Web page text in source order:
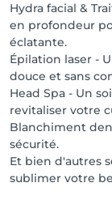
Hydra facial &
en profondeur
éclatante.
Épilation laser -
douce et sans
Head Spa - Un
revitaliser votre
Blanchiment
sécurité.
Et bien d'autres
sublimer votre